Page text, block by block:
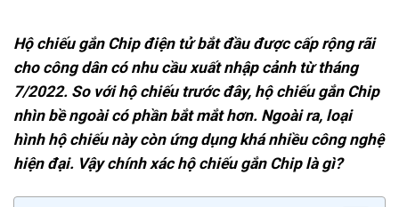
Hộ chiếu gắn Chip điện tử bắt đầu được cấp rộng rãi
cho công dân có nhu cầu xuất nhập cảnh từ tháng
7/2022. So với hộ chiếu trước đây, hộ chiếu gắn Chip
nhìn bề ngoài có phần bắt mắt hơn. Ngoài ra, loại
hình hộ chiếu này còn ứng dụng khá nhiều công nghệ
hiện đại. Vậy chính xác hộ chiếu gắn Chip là gì?